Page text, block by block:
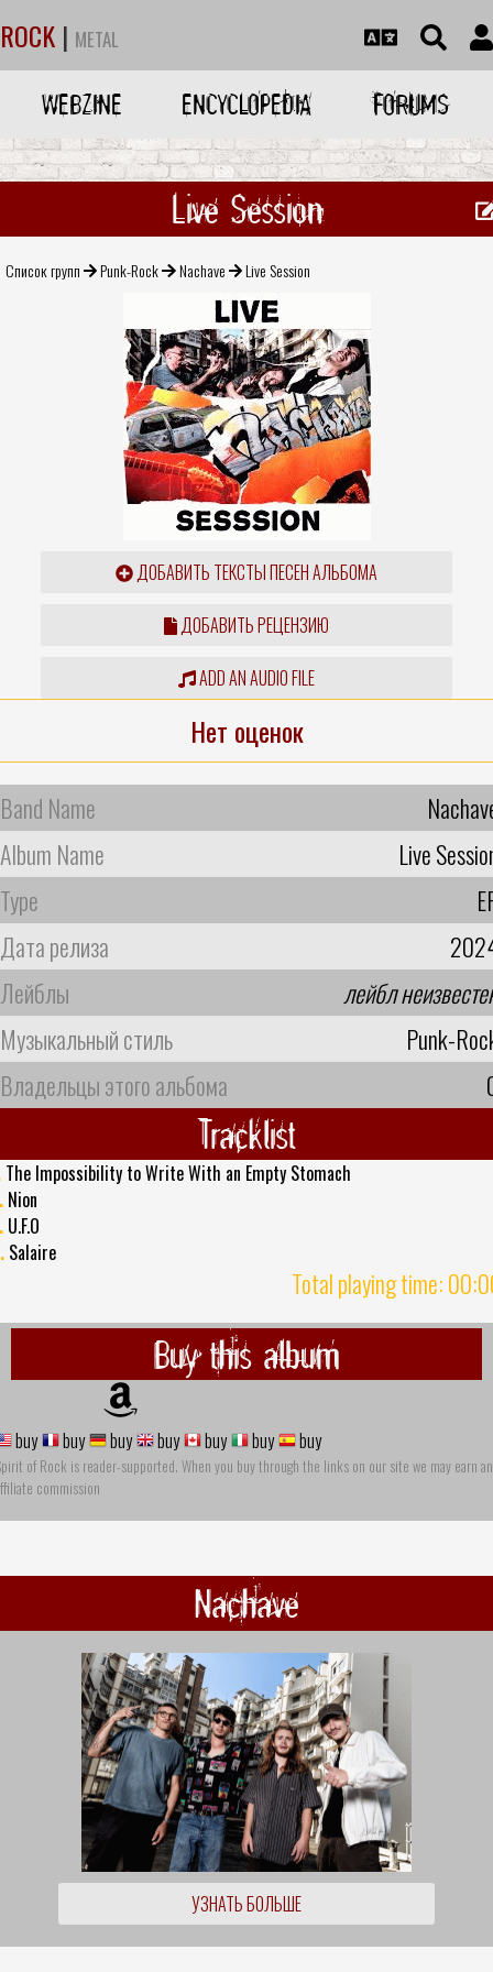
ROCK | METAL
WEBZINE ENCYCLOPEDIA FORUMS
Live Session
Список групп Punk-Rock Nachave Live Session
ДОБАВИТЬ ТЕКСТЫ ПЕСЕН АЛЬБОМА
ДОБАВИТЬ РЕЦЕНЗИЮ
ADD AN AUDIO FILE
Нет оценок
Band Name
Album Name
Live
Type
Дата релиза
Лейблы
лейбл
Музыкальный стиль
Punk-
Владельцы этого альбома
Tracklist
The Impossibility to Write With an Empty Stomach
Nion
U.F.O
Salaire
Total playing time:
Buy this album
buy buy buy buy buy buy buy
of Rock is reader-supported. When you buy through the links on our site we may earn an
commission
Nachave
УЗНАТЬ БОЛЬШЕ